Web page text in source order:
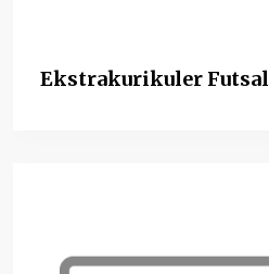
Ekstrakurikuler Futsal